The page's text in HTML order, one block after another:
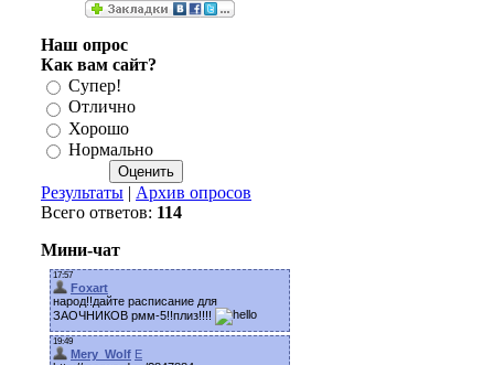
Наш опрос
Как вам сайт?
Супер!
Отлично
Хорошо
Нормально
Результаты | Архив опросов
Всего ответов: 114
Мини-чат